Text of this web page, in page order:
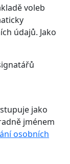
voleb
údajů. Jako
jako
jménem
osobních